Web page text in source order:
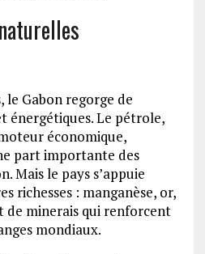
le Gabon regorge de
énergétiques. Le pétrole,
économique,
part importante des
Mais le pays s’appuie
richesses : manganèse, or,
minerais qui renforcent
mondiaux.